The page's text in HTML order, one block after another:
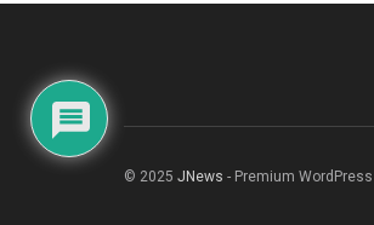
© 2025 JNews - Premium